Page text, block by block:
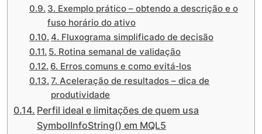
3. Exemplo prático – obtendo a descrição e o
fuso horário do ativo
4. Fluxograma simplificado de decisão
5. Rotina semanal de validação
6. Erros comuns e como evitá‑los
7. Aceleração de resultados – dica de
produtividade
Perfil ideal e limitações de quem usa
SymbolInfoString() em MQL5